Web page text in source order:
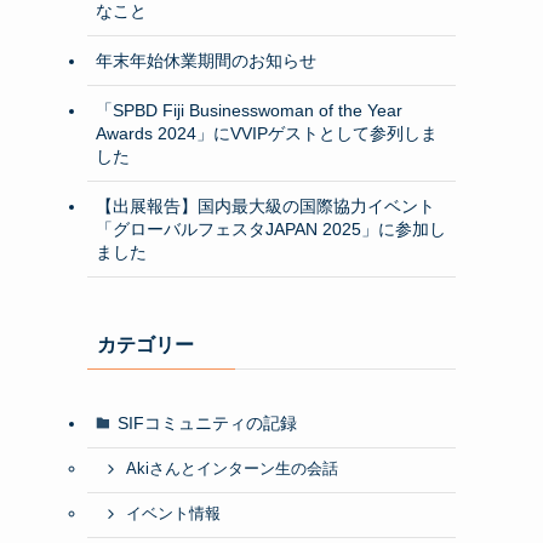
なこと
年末年始休業期間のお知らせ
「SPBD Fiji Businesswoman of the Year
Awards 2024」にVVIPゲストとして参列しま
した
【出展報告】国内最大級の国際協力イベント
「グローバルフェスタJAPAN 2025」に参加し
ました
カテゴリー
SIFコミュニティの記録
Akiさんとインターン生の会話
イベント情報